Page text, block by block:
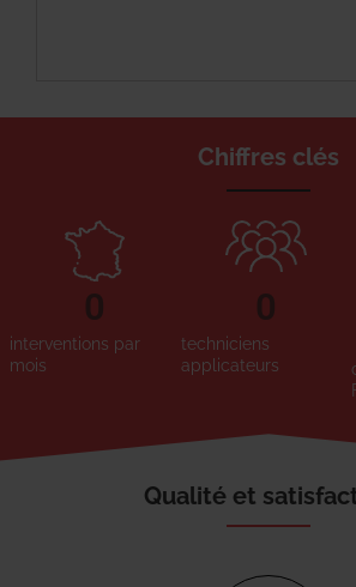
Chiffres clés
interventions par
mois
0
techniciens
applicateurs
0
Qualité et